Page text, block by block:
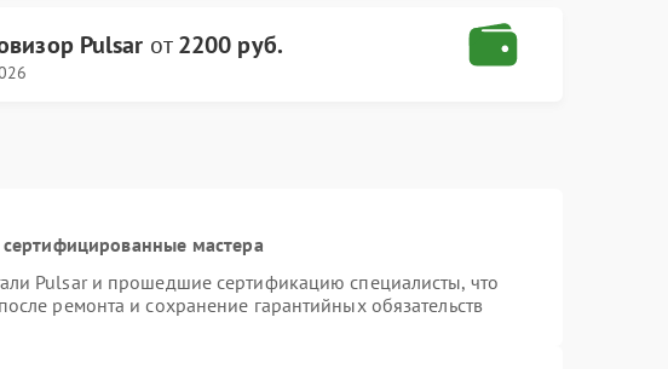
Pulsar от2200 руб.
мастера
Pulsar и прошедшие сертификацию специалисты, что
ремонта и сохранение гарантийных обязательств